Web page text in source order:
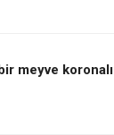
meyve koronalı